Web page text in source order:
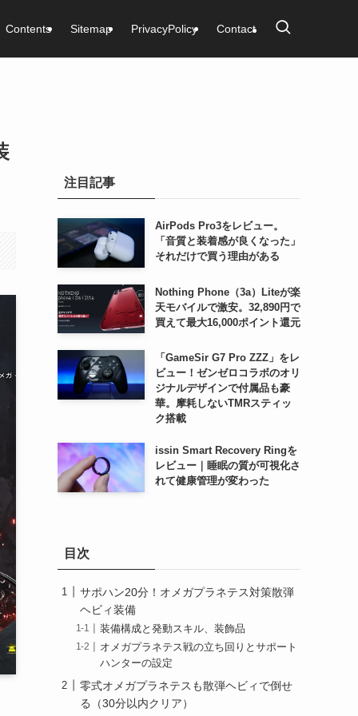
Contents Sitemap PrivacyPolicy Contact
注目記事
AirPods Pro3をレビュー。
「音質と装着感が良くなった」
それだけで買う理由がある
Nothing Phone（3a）Liteが楽
天モバイルで激安。32,890円で
買えて最大16,000ポイント還元
「GameSir G7 Pro ZZZ」をレ
ビュー！ゼンゼロコラボのオリ
ジナルデザインで付属品も豪
華。摩耗しないTMRスティッ
ク搭載
issin Smart Recovery Ringを
レビュー｜睡眠の質が可視化さ
れて健康管理が変わった
目次
サポハン20分！オメガプラネテス対策散弾
ヘビィ装備
装備構成と発動スキル、装飾品
オメガプラネテス戦の立ち回りとサポート
ハンターの設定
零式オメガプラネテスも散弾ヘビィで倒せ
る（30分以内クリア）